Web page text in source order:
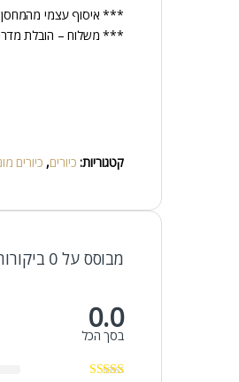
*** איסוף עצמי
*** משלוח – הובלת מדרכה בתשלום של
קטגוריות: כיורים, כיורים
מבוסס על 0 ביקורות
0.0
בסך הכל